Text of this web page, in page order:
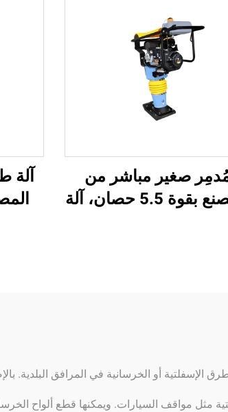
صغير مباشر من
المصنع بقوة 5.5 حصان، آلة
آلة
الإسفلتية أو الخرسانية في المرافق البلدية.
مثل مواقف السيارات. ويمكنها قطع ألواح